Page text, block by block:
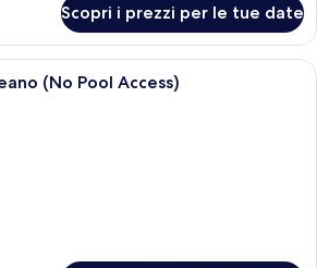
Scopri i prezzi per le tue date
Una camera d'hotel moderna con
(No Pool Access)